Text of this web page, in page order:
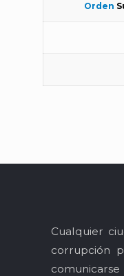
Orden
Cualquier
corrupción